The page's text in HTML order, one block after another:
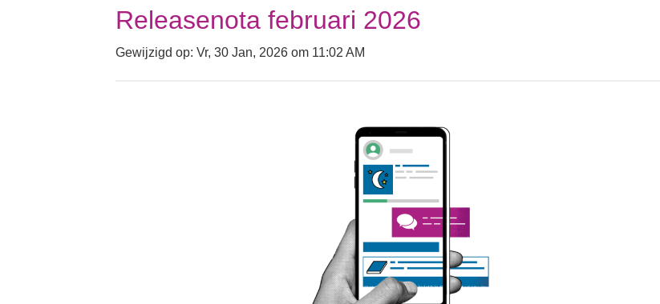
Releasenota februari 2026
Gewijzigd op: Vr, 30 Jan, 2026 om 11:02 AM